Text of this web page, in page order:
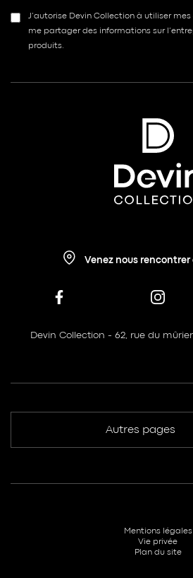
J’autorise Devin Collection à utiliser
me partager des informations sur
produits.
Venez nous
Devin Collection - 62, rue du
Autres pages
Mentions légales
Vie privée
Plan du site